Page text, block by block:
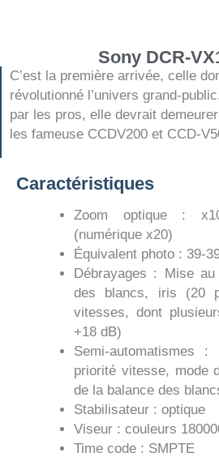
Sony DCR-
C’est la première arrivée, celle
révolutionné l’univers grand-
par les pros, elle devrait
les fameuse CCDV200 et CCD-
Caractéristiques
Zoom optique :
(numérique x20)
Équivalent photo : 39-
Débrayages : Mise
des blancs, iris (20
vitesses, dont
+18 dB)
Semi-automatismes
priorité vitesse, mode
de la balance des
Stabilisateur : optique
Viseur : couleurs
Time code : SMPTE